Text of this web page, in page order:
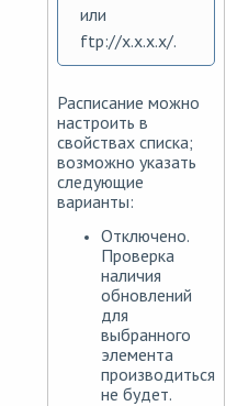
или
ftp://x.x.x.x/.
Расписание можно
настроить в
свойствах списка;
возможно указать
следующие
варианты:
Отключено.
Проверка
наличия
обновлений
для
выбранного
элемента
производиться
не будет.